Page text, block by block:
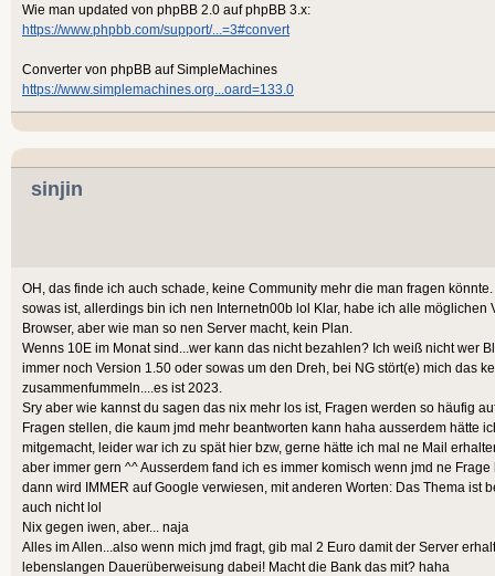
Wie man updated von phpBB 2.0 auf phpBB 3.x:
https://www.phpbb.com/support/...=3#convert
Converter von phpBB auf SimpleMachines
https://www.simplemachines.org...oard=133.0
sinjin
OH, das finde ich auch schade, keine Community mehr die man fragen
sowas ist, allerdings bin ich nen Internetn00b lol Klar, habe ich alle möglichen
Browser, aber wie man so nen Server macht, kein Plan.
Wenns 10E im Monat sind...wer kann das nicht bezahlen? Ich weiß nicht wer
immer noch Version 1.50 oder sowas um den Dreh, bei NG stört(e) mich das
zusammenfummeln....es ist 2023.
Sry aber wie kannst du sagen das nix mehr los ist, Fragen werden so häufig
Fragen stellen, die kaum jmd mehr beantworten kann haha ausserdem hätte
mitgemacht, leider war ich zu spät hier bzw, gerne hätte ich mal ne Mail
aber immer gern ^^ Ausserdem fand ich es immer komisch wenn jmd ne
dann wird IMMER auf Google verwiesen, mit anderen Worten: Das Thema ist
auch nicht lol
Nix gegen iwen, aber... naja
Alles im Allen...also wenn mich jmd fragt, gib mal 2 Euro damit der Server
lebenslangen Dauerüberweisung dabei! Macht die Bank das mit? haha